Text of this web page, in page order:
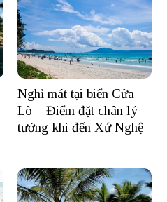
Nghỉ mát tại biển Cửa
Lò – Điểm đặt chân lý
tưởng khi đến Xứ Nghệ